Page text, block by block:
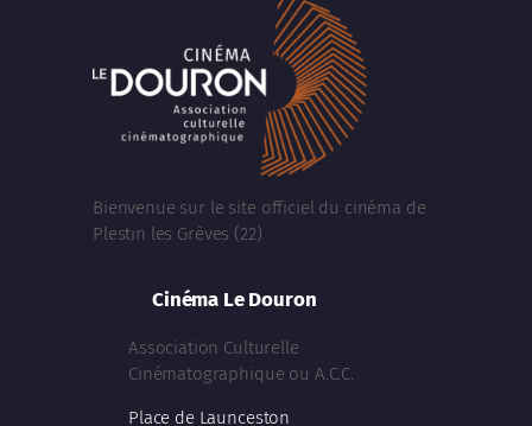
Bienvenue sur le site officiel du cinéma de
Plestin les Grèves (22)
Cinéma Le Douron
Association Culturelle
Cinématographique ou A.C.C.
Place de Launceston